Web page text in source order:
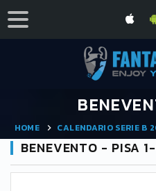
HOME CALENDARIO SERIE B
BENEVENTO - PISA